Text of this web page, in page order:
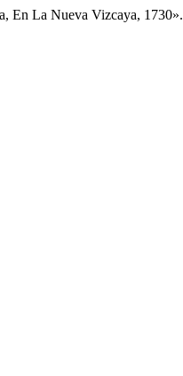
En La Nueva Vizcaya, 1730».